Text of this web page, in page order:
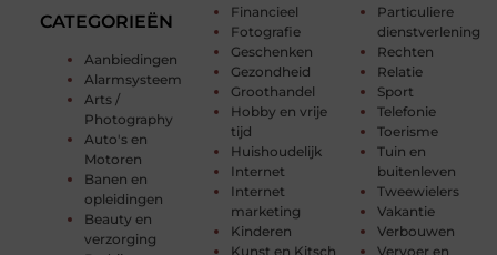
CATEGORIEËN
Aanbiedingen
Alarmsysteem
Arts /
Photography
Auto's en
Motoren
Banen en
opleidingen
Beauty en
verzorging
Financieel
Fotografie
Geschenken
Gezondheid
Groothandel
Hobby en vrije
tijd
Huishoudelijk
Internet
Internet
marketing
Kinderen
Kunst en Kitsch
Particuliere
dienstverlening
Rechten
Relatie
Sport
Telefonie
Toerisme
Tuin en
buitenleven
Tweewielers
Vakantie
Verbouwen
Vervoer en